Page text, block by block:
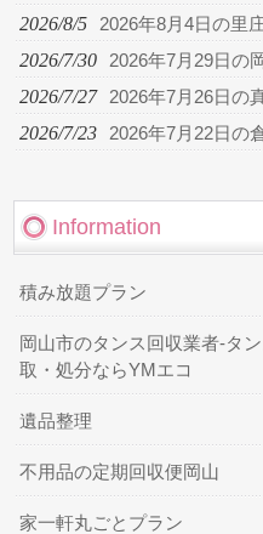
2026/8/5 2026年8月4日の里
2026/7/30 2026年7月29日の
2026/7/27 2026年7月26日の
2026/7/23 2026年7月22日の
Information
積み放題プラン
岡山市のタンス回収業者-タ
取・処分ならYMエコ
遺品整理
不用品の定期回収便岡山
家一軒丸ごとプラン